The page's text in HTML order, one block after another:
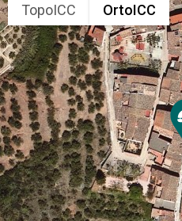
TopoICC OrtoICC